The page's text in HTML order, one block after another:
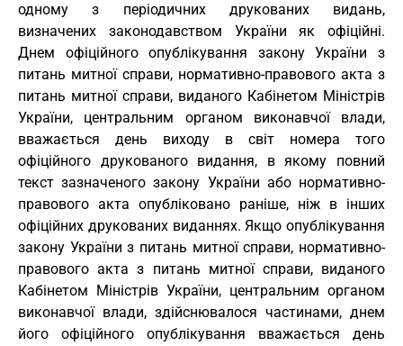
одному з періодичних друкованих видань,
визначених законодавством України як офіційні.
Днем офіційного опублікування закону України з
питань митної справи, нормативно-правового акта з
питань митної справи, виданого Кабінетом Міністрів
України, центральним органом виконавчої влади,
вважається день виходу в світ номера того
офіційного друкованого видання, в якому повний
текст зазначеного закону України або нормативно-
правового акта опубліковано раніше, ніж в інших
офіційних друкованих виданнях. Якщо опублікування
закону України з питань митної справи, нормативно-
правового акта з питань митної справи, виданого
Кабінетом Міністрів України, центральним органом
виконавчої влади, здійснювалося частинами, днем
його офіційного опублікування вважається день